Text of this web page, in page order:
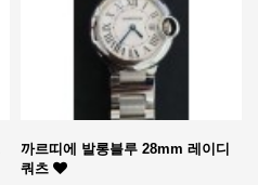
까르띠에 발롱블루 28mm 레이디
쿼츠